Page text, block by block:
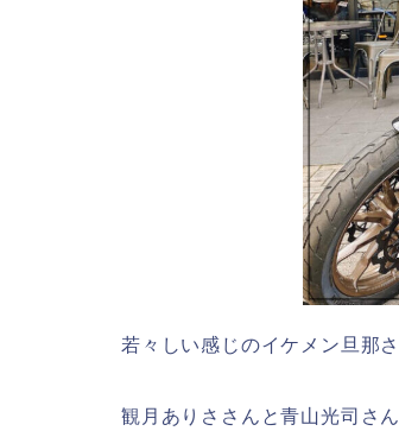
若々しい感じのイケメン旦那
観月ありささんと青山光司さ